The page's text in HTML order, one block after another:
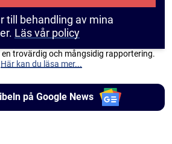
till behandling av mina
Läs vår policy
trovärdig och mångsidig rapportering.
Här kan du läsa mer...
på Google News